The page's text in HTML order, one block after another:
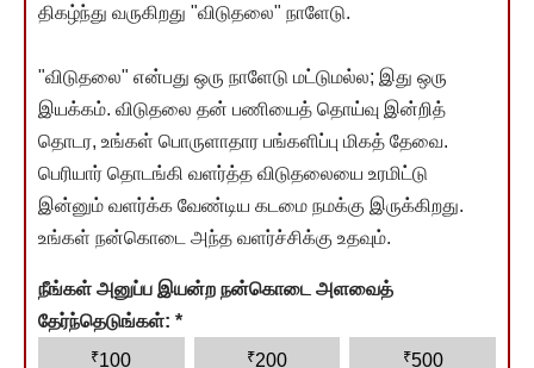
திகழ்ந்து வருகிறது "விடுதலை" நாளேடு.
"விடுதலை" என்பது ஒரு நாளேடு மட்டுமல்ல; இது ஒரு
இயக்கம். விடுதலை தன் பணியைத் தொய்வு இன்றித்
தொடர, உங்கள் பொருளாதார பங்களிப்பு மிகத் தேவை.
பெரியார் தொடங்கி வளர்த்த விடுதலையை உரமிட்டு
இன்னும் வளர்க்க வேண்டிய கடமை நமக்கு இருக்கிறது.
உங்கள் நன்கொடை அந்த வளர்ச்சிக்கு உதவும்.
நீங்கள் அனுப்ப இயன்ற நன்கொடை அளவைத்
தேர்ந்தெடுங்கள்: *
₹100 ₹200 ₹500